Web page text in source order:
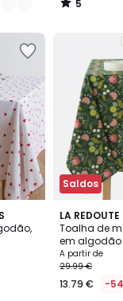
5
/
Saldos
LA
Toalha de
em algodão
A partir de
29.99 €
13.79 € -
5
/
5